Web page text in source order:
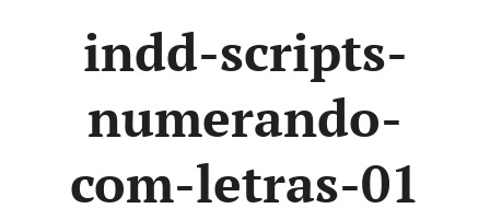
indd-scripts-
numerando-
com-letras-01